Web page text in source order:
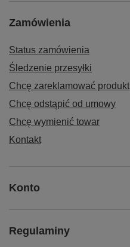
Zamówienia
Status zamówienia
Śledzenie przesyłki
Chcę zareklamować produkt
Chcę odstąpić od umowy
Chcę wymienić towar
Kontakt
Konto
Regulaminy